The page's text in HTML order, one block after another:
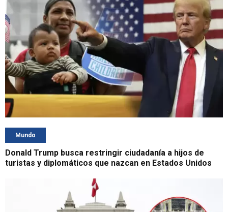
Mundo
Donald Trump busca restringir ciudadanía a hijos de
turistas y diplomáticos que nazcan en Estados Unidos